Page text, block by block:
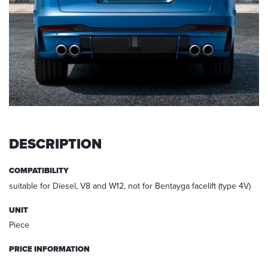
DESCRIPTION
COMPATIBILITY
suitable for Diesel, V8 and W12, not for Bentayga facelift (type 4V)
UNIT
Piece
PRICE INFORMATION
request,
your
data
will
be
deleted.
Information:
You
withdraw
your
for
the
via
E-
at